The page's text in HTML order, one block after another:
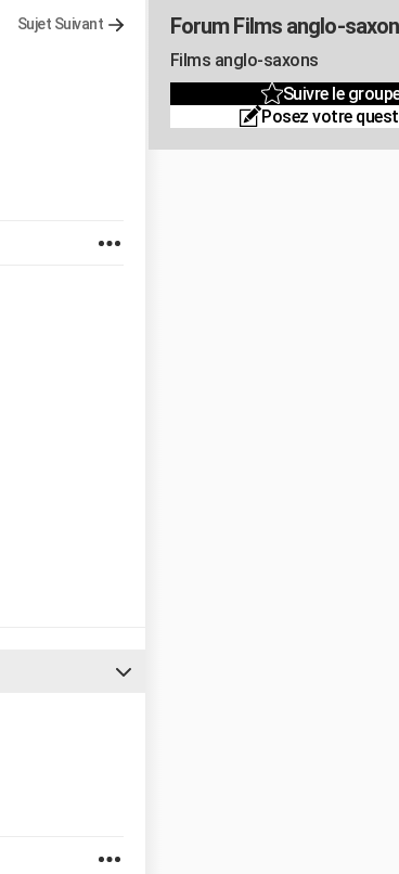
Sujet Suivant Forum Films anglo-
Films anglo-saxons
Suivre le
Posez votre